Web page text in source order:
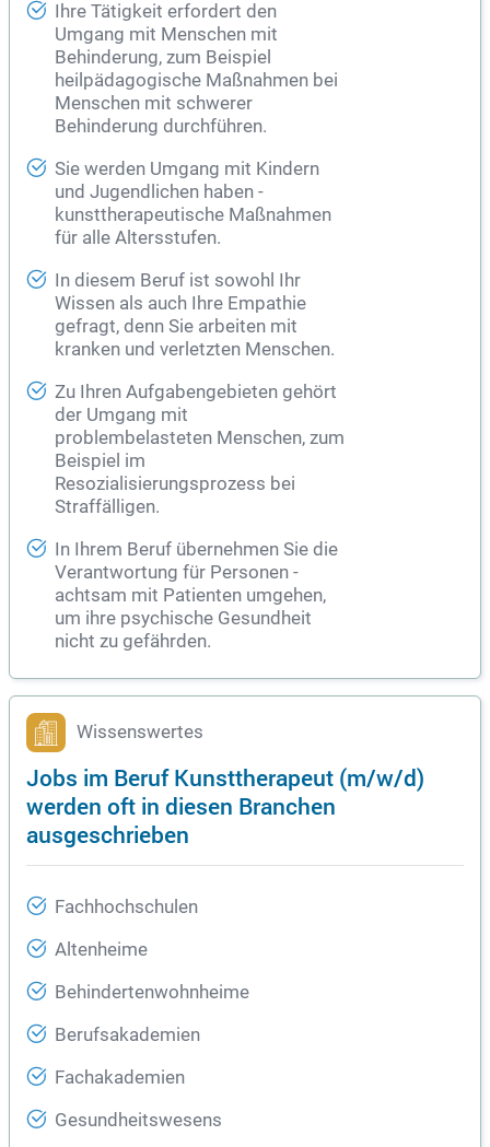
Ihre Tätigkeit erfordert den
Umgang mit Menschen mit
Behinderung, zum Beispiel
heilpädagogische Maßnahmen bei
Menschen mit schwerer
Behinderung durchführen.
Sie werden Umgang mit Kindern
und Jugendlichen haben -
kunsttherapeutische Maßnahmen
für alle Altersstufen.
In diesem Beruf ist sowohl Ihr
Wissen als auch Ihre Empathie
gefragt, denn Sie arbeiten mit
kranken und verletzten Menschen.
Zu Ihren Aufgabengebieten gehört
der Umgang mit
problembelasteten Menschen, zum
Beispiel im
Resozialisierungsprozess bei
Straffälligen.
In Ihrem Beruf übernehmen Sie die
Verantwortung für Personen -
achtsam mit Patienten umgehen,
um ihre psychische Gesundheit
nicht zu gefährden.
Wissenswertes
Jobs im Beruf Kunsttherapeut (m/w/d)
werden oft in diesen Branchen
ausgeschrieben
Fachhochschulen
Altenheime
Behindertenwohnheime
Berufsakademien
Fachakademien
Gesundheitswesens